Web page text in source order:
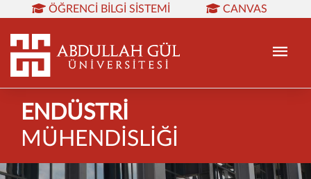
ÖĞRENCI BILGI SISTEMI
CANVAS
WEB MAIL
EN
ENDÜSTRİ
MÜHENDİSLİĞİ